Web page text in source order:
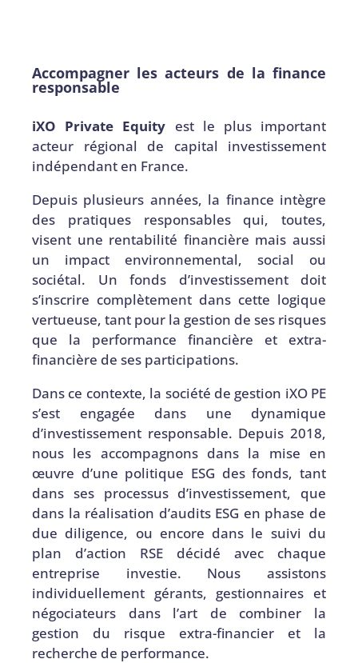
Accompagner les acteurs de la finance
responsable
iXO Private Equity est le plus important
acteur régional de capital investissement
indépendant en France.
Depuis plusieurs années, la finance intègre
des pratiques responsables qui, toutes,
visent une rentabilité financière mais aussi
un impact environnemental, social ou
sociétal. Un fonds d’investissement doit
s’inscrire complètement dans cette logique
vertueuse, tant pour la gestion de ses risques
que la performance financière et extra-
financière de ses participations.
Dans ce contexte, la société de gestion iXO PE
s’est engagée dans une dynamique
d’investissement responsable. Depuis 2018,
nous les accompagnons dans la mise en
œuvre d’une politique ESG des fonds, tant
dans ses processus d’investissement, que
dans la réalisation d’audits ESG en phase de
due diligence, ou encore dans le suivi du
plan d’action RSE décidé avec chaque
entreprise investie. Nous assistons
individuellement gérants, gestionnaires et
négociateurs dans l’art de combiner la
gestion du risque extra-financier et la
recherche de performance.